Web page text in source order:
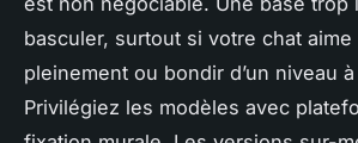
basculer, surtout si votre chat aime
pleinement ou bondir d’un niveau à
Privilégiez les modèles avec